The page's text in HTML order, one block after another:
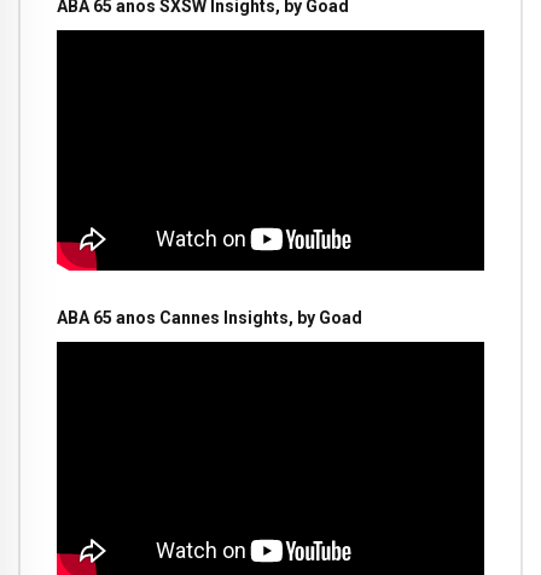
ABA 65 anos SXSW Insights, by Goad
ABA 65 anos Cannes Insights, by Goad